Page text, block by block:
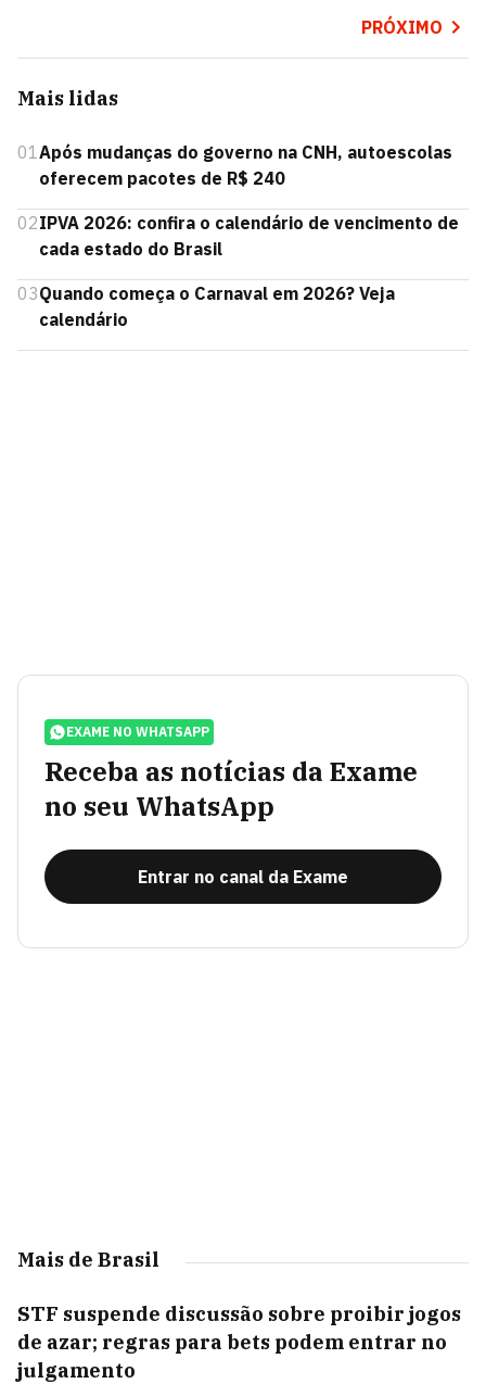
PRÓXIMO
Mais lidas
01Após mudanças do governo na CNH, autoescolas
oferecem pacotes de R$ 240
02IPVA 2026: confira o calendário de vencimento de
cada estado do Brasil
03Quando começa o Carnaval em 2026? Veja
calendário
EXAME NO WHATSAPP
Receba as notícias da Exame
no seu WhatsApp
Entrar no canal da Exame
Mais de Brasil
STF suspende discussão sobre proibir jogos
de azar; regras para bets podem entrar no
julgamento